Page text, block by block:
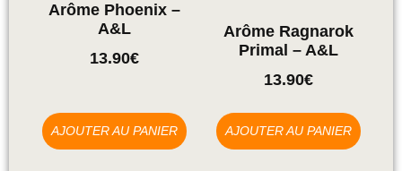
Arôme Phoenix –
A&L
13.90€
AJOUTER AU PANIER
Arôme Ragnarok
Primal – A&L
13.90€
AJOUTER AU PANIER